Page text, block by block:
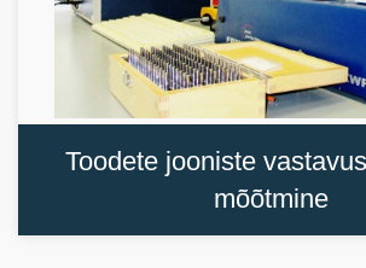
Toodete jooniste
mõõtmine